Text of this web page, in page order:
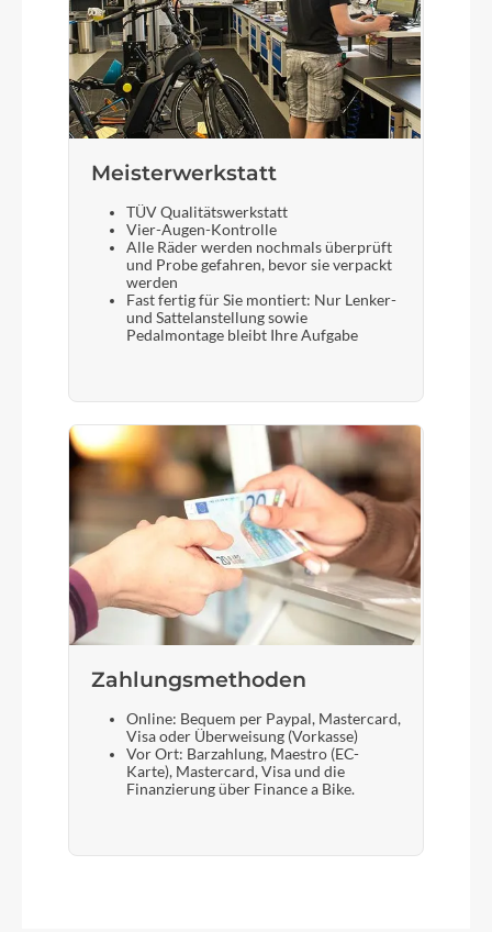
Meisterwerkstatt
TÜV Qualitätswerkstatt
Vier-Augen-Kontrolle
Alle Räder werden nochmals überprüft
und Probe gefahren, bevor sie verpackt
werden
Fast fertig für Sie montiert: Nur Lenker-
und Sattelanstellung sowie
Pedalmontage bleibt Ihre Aufgabe
Zahlungsmethoden
Online: Bequem per Paypal, Mastercard,
Visa oder Überweisung (Vorkasse)
Vor Ort: Barzahlung, Maestro (EC-
Karte), Mastercard, Visa und die
Finanzierung über Finance a Bike.